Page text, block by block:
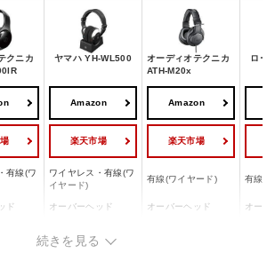
クニカ
ヤマハ YH-WL500
オーディオテクニカ
ATH-M20x
ロー
Amazon
楽天市場
Amazon
楽天市場
有線(ワ
ワイヤレス・有線(ワ
イヤード)
有線(ワイヤード) 有線(
ド オーバーヘッド オーバーヘッド オーバ
ン)
続きを見る